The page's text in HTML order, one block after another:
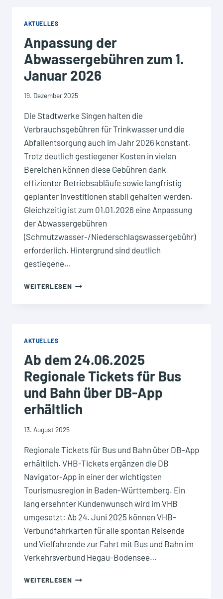
AKTUELLES
Anpassung der
Abwassergebühren zum 1.
Januar 2026
19. Dezember 2025
Die Stadtwerke Singen halten die
Verbrauchsgebühren für Trinkwasser und die
Abfallentsorgung auch im Jahr 2026 konstant.
Trotz deutlich gestiegener Kosten in vielen
Bereichen können diese Gebühren dank
effizienter Betriebsabläufe sowie langfristig
geplanter Investitionen stabil gehalten werden.
Gleichzeitig ist zum 01.01.2026 eine Anpassung
der Abwassergebühren
(Schmutzwasser-/Niederschlagswassergebühr)
erforderlich. Hintergrund sind deutlich
gestiegene…
WEITERLESENANPASSUNG
AKTUELLES
Ab dem 24.06.2025
Regionale Tickets für Bus
und Bahn über DB-App
erhältlich
13. August 2025
Regionale Tickets für Bus und Bahn über DB-App
erhältlich. VHB-Tickets ergänzen die DB
Navigator-App in einer der wichtigsten
Tourismusregion in Baden-Württemberg. Ein
lang ersehnter Kundenwunsch wird im VHB
umgesetzt: Ab 24. Juni 2025 können VHB-
Verbundfahrkarten für alle spontan Reisende
und Vielfahrende zur Fahrt mit Bus und Bahn im
Verkehrsverbund Hegau-Bodensee…
WEITERLESENAB